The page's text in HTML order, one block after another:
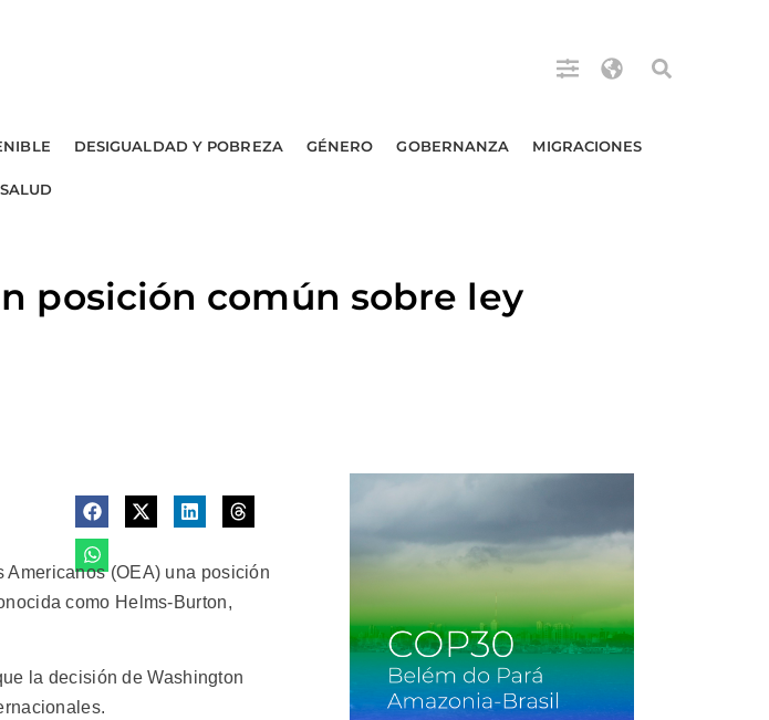
DESIGUALDAD Y POBREZA GÉNERO GOBERNANZA MIGRACIONES
SALUD
posición común sobre ley
(OEA) una posición
como Helms-Burton,
la decisión de Washington